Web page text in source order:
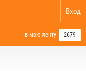
Вход
в мою ленту 2679